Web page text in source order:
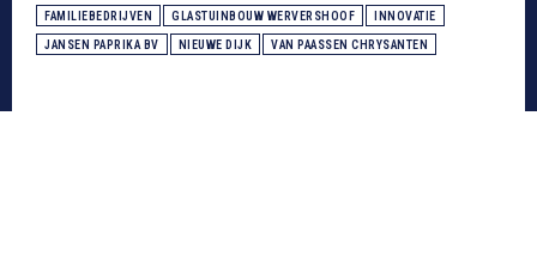
FAMILIEBEDRIJVEN GLASTUINBOUW WERVERSHOOF INNOVATIE
JANSEN PAPRIKA BV NIEUWE DIJK VAN PAASSEN CHRYSANTEN